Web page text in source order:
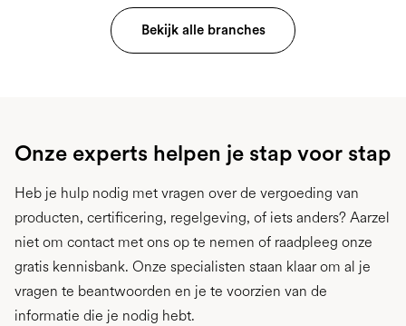
Bekijk alle branches
Onze experts helpen je stap voor stap
Heb je hulp nodig met vragen over de vergoeding van
producten, certificering, regelgeving, of iets anders? Aarzel
niet om contact met ons op te nemen of raadpleeg onze
gratis kennisbank. Onze specialisten staan klaar om al je
vragen te beantwoorden en je te voorzien van de
informatie die je nodig hebt.